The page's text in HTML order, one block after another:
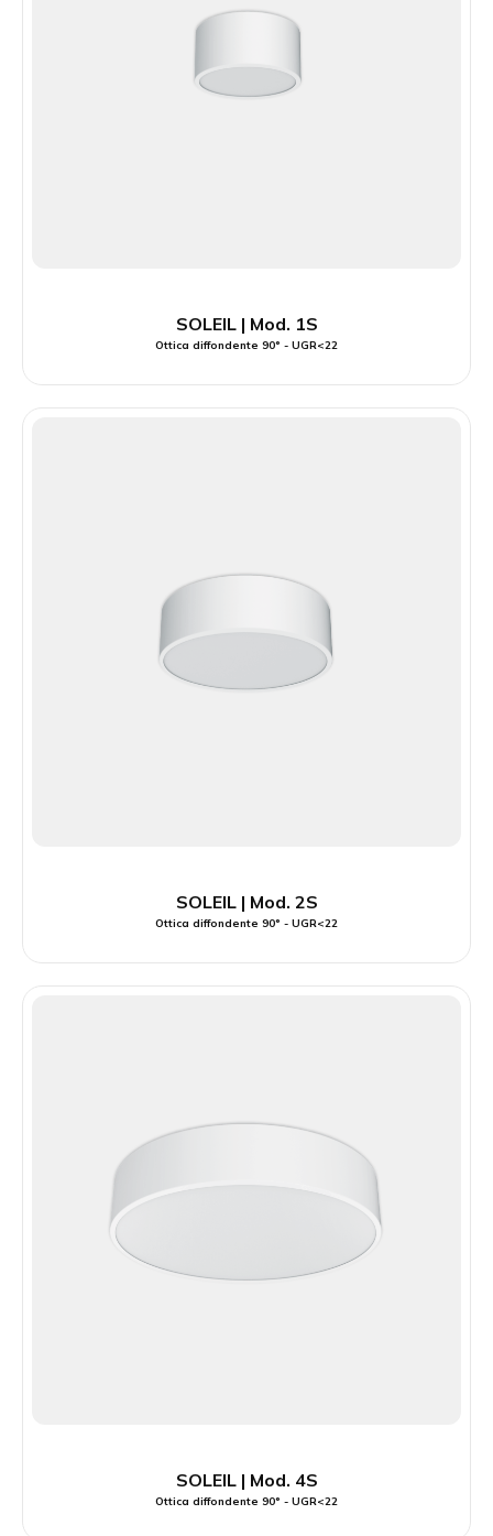
SOLEIL | Mod. 1S
Ottica diffondente 90° - UGR<22
SOLEIL | Mod. 2S
Ottica diffondente 90° - UGR<22
SOLEIL | Mod. 4S
Ottica diffondente 90° - UGR<22